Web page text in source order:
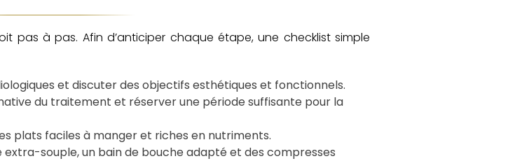
pas à pas. Afin d’anticiper chaque étape, une checklist simple
et discuter des objectifs esthétiques et fonctionnels.
du traitement et réserver une période suffisante pour la
plats faciles à manger et riches en nutriments.
extra-souple, un bain de bouche adapté et des compresses